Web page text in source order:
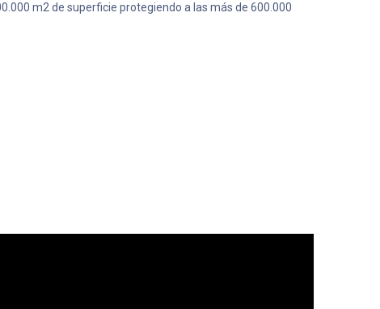
m2 de superficie protegiendo a las más de 600.000